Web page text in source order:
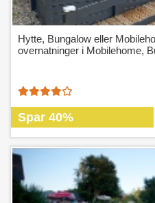
Hytte, Bungalow eller
overnatninger i Mobilehome,
Spar 40%